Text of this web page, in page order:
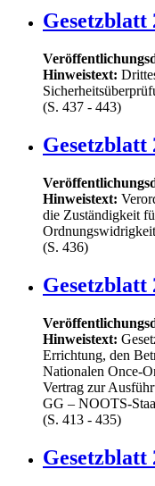
Gesetzblatt
Hinweistext:
(S. 437 - 443)
Gesetzblatt
Hinweistext:
die Zuständigkeit
(S. 436)
Gesetzblatt
Hinweistext:
Errichtung, den
Nationalen Once-
Vertrag zur
GG – NOOTS-
(S. 413 - 435)
Gesetzblatt